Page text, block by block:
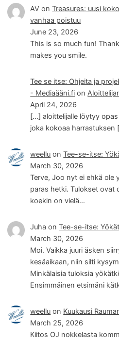
AV onTreasures: uusi
vanhaa poistuu
June 23, 2026
This is so much fun!
makes you smile.
Tee se itse: Ohjeita ja
- Mediaääni.fi on
April 24, 2026
[…] aloittelijalle löytyy
joka kokoaa harrastuksen
weellu onTee-se-itse:
March 30, 2026
Terve, Joo nyt ei ehkä ole
paras hetki. Tulokset ovat
koekin on vielä…
Juha onTee-se-itse:
March 30, 2026
Moi. Vaikka juuri äsken
kesäaikaan, niin silti
Minkälaisia tuloksia
Ensimmäinen etsimäni
weellu on Kuukausi
March 25, 2026
Kiitos OJ nokkelasta